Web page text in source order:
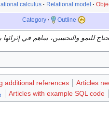
calculus Relational model
Category Outline
للنمو والتحسين، ساهم في
Articles
additional references
Articles with example SQL code